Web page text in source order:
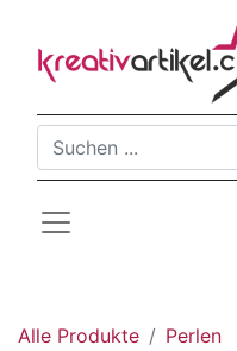
Alle Produkte
Perlen